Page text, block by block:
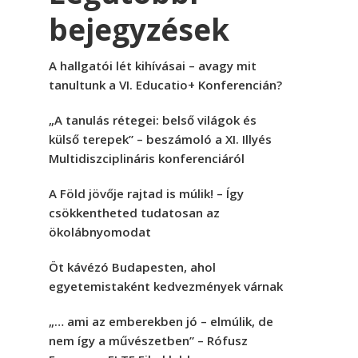
bejegyzések
A hallgatói lét kihívásai – avagy mit
tanultunk a VI. Educatio+ Konferencián?
„A tanulás rétegei: belső világok és
külső terepek” – beszámoló a XI. Illyés
Multidiszciplináris konferenciáról
A Föld jövője rajtad is múlik! – Így
csökkentheted tudatosan az
ökolábnyomodat
Öt kávézó Budapesten, ahol
egyetemistaként kedvezmények várnak
„… ami az emberekben jó – elmúlik, de
nem így a művészetben” – Rófusz